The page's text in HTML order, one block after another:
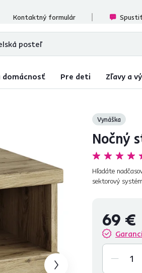
Kontaktný formulár
domácnosť Pre deti Zľavy a
Vynáška
Nočný
Hľadáte
sektorový
69 €